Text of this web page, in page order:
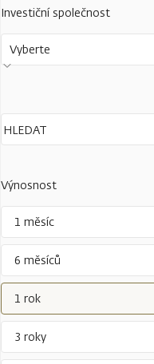
Investiční společnost
Vyberte
Výnosnost
1 měsíc
6 měsíců
1 rok
3 roky